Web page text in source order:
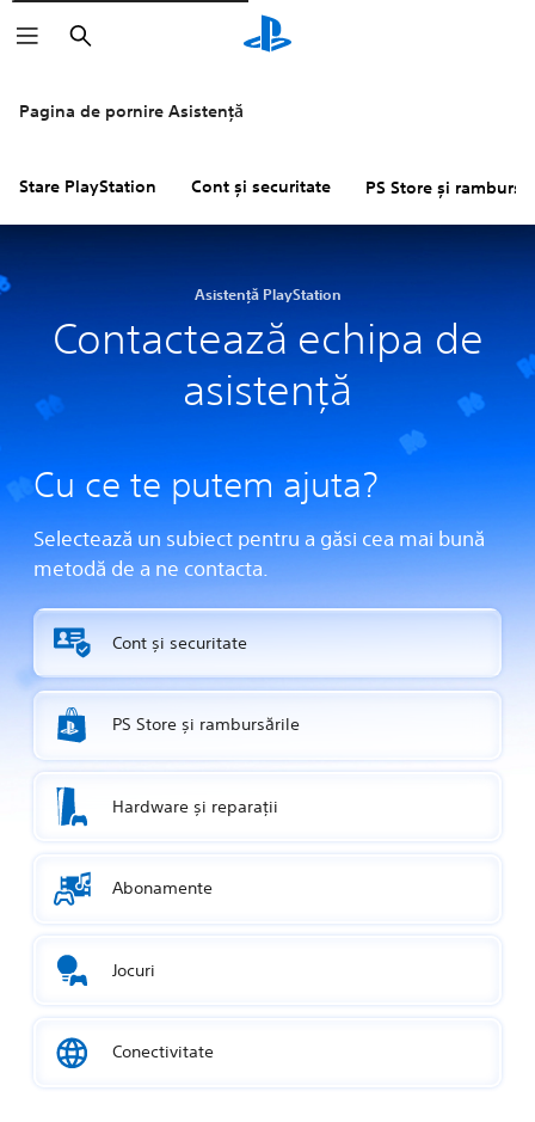
Pagina de pornire Asistență
Stare PlayStation Cont și securitate PS Store și
Asistență PlayStation
Contactează echipa de
asistență
Cu ce te putem ajuta?
Selectează un subiect pentru a găsi cea mai bună
metodă de a ne contacta.
Cont și securitate
PS Store și rambursările
Hardware și reparații
Abonamente
Jocuri
Conectivitate